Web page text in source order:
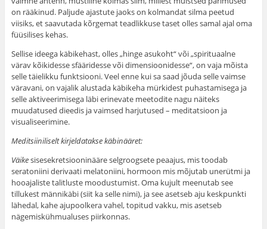
on rääkinud. Paljude ajastute jaoks on kolmandat silma peetud
viisiks, et saavutada kõrgemat teadlikkuse taset olles samal ajal oma
füüsilises kehas.
Sellise ideega käbikehast, olles „hinge asukoht“ või „spirituaalne
värav kõikidesse sfääridesse või dimensioonidesse“, on vaja mõista
selle täielikku funktsiooni. Veel enne kui sa saad jõuda selle vaimse
väravani, on vajalik alustada käbikeha mürkidest puhastamisega ja
selle aktiveerimisega läbi erinevate meetodite nagu näiteks
muudatused dieedis ja vaimsed harjutused – meditatsioon ja
visualiseerimine.
Meditsiiniliselt kirjeldatakse käbinääret:
Väikesisesekretsiooninääre selgroogsete peaajus, mis toodab
seratoniini derivaati melatoniini, hormoon mis mõjutab unerütmi ja
hooajaliste talitluste moodustumist. Oma kujult meenutab see
tillukest männikäbi (siit ka selle nimi), ja see asetseb aju keskpunkti
lähedal, kahe ajupoolkera vahel, topitud vakku, mis asetseb
nägemiskühmualuses piirkonnas.